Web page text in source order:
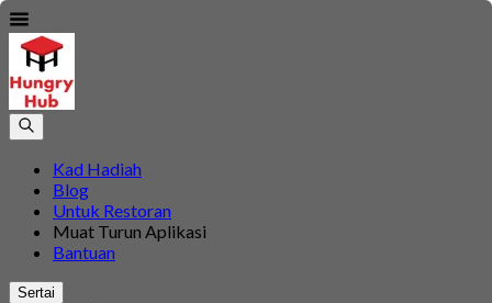
Kad Hadiah
Blog
Untuk Restoran
Muat Turun Aplikasi
Bantuan
Sertai